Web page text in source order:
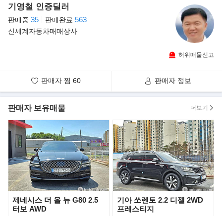
- 색상: 다크그레이
- 사고유무: 무사고
- 1년2만KM 일반부품포함 112개부품 무상AS 해드림니다.
▶추가옵션
- 열선 스티어링 휠 + 하이패스 시스템(ETCS) + 매직 트렁크(42만
- 다이아몬드 광택 및 실내 크리닝 완료
- "열선시트"
- 순정 스마트시동 "순정스마트키2개 "
외, 운전석/동승석/사이드/커튼 에어백, 급제동 경보
시스템, 후방감지센서, -ABS, VDC(차체자세 제어 장치),
핸즈프리, 버튼시동. 하이패스룸미러. 등.
- 배터리 상태 이상 無
- 속업쇼바 상태 이상 無
- 머플러 배기구 이상 無
- 점등상태 이상 無
기영철 인증딜러
판매중 35 판매완료 563
신세계자동차매매상사
허위매물신고
판매자 찜 60 판매자 정보
판매자 보유매물 더보기
제네시스 더 올 뉴 G80 2.5
터보 AWD
기아 쏘렌토 2.2 디젤 2WD
프레스티지